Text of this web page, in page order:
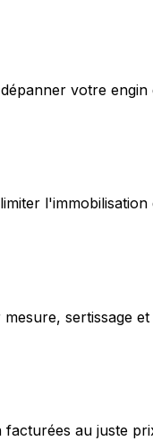
votre
sertissage
au juste